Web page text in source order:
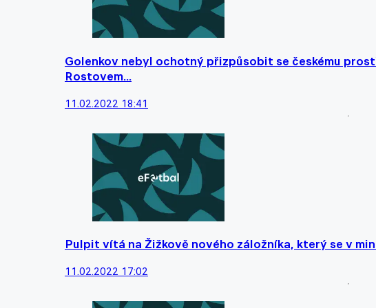
Golenkov nebyl ochotný přizpůsobit se českému
Rostovem...
11.02.2022 18:41
Pulpit vítá na Žižkově nového záložníka, který se v
11.02.2022 17:02